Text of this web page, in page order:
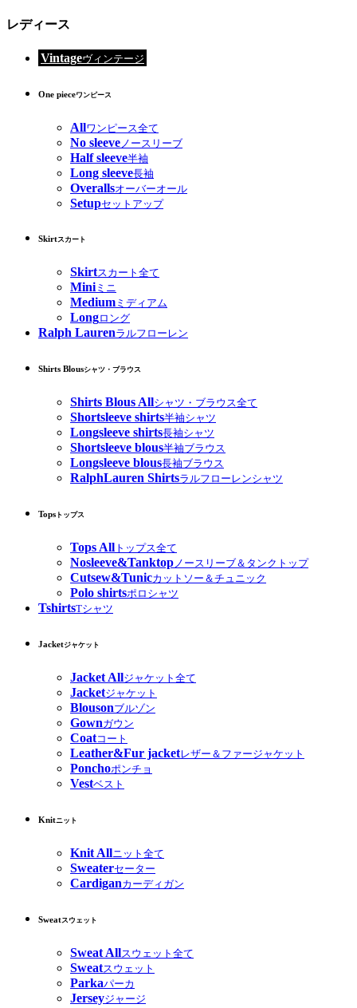
レディース
Vintageヴィンテージ
One pieceワンピース
Allワンピース全て
No sleeve ノースリーブ
Half sleeve半袖
Long sleeve長袖
Overallsオーバーオール
Setupセットアップ
Skirtスカート
Skirtスカート全て
Miniミニ
Medium ミディアム
Longロング
Ralph Laurenラルフローレン
Shirts Blousシャツ・ブラウス
Shirts Blous Allシャツ・ブラウス全て
Shortsleeve shirts半袖シャツ
Longsleeve shirts長袖シャツ
Shortsleeve blous半袖ブラウス
Longsleeve blous長袖ブラウス
RalphLauren Shirtsラルフローレンシャツ
Tops トップス
Tops All トップス全て
Nosleeve&Tanktopノースリーブ＆タンクトップ
Cutsew&Tunicカットソー＆チュニック
Polo shirtsポロシャツ
TshirtsTシャツ
Jacketジャケット
Jacket Allジャケット全て
Jacketジャケット
Blousonブルゾン
Gownガウン
Coatコート
Leather&Fur jacketレザー＆ファージャケット
Ponchoポンチョ
Vestベスト
Knitニット
Knit Allニット全て
Sweaterセーター
Cardiganカーディガン
Sweatスウェット
Sweat Allスウェット全て
Sweatスウェット
Parkaパーカ
Jerseyジャージ